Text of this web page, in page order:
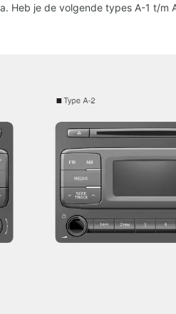
Heb je de volgende types A-1 t/